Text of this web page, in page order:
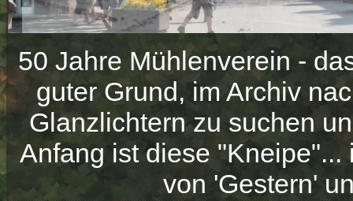
50 Jahre Mühlenverein -
guter Grund, im Archiv
Glanzlichtern zu suchen
Anfang ist diese
von 'Gestern'